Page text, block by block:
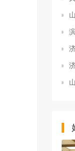
山
滨
济